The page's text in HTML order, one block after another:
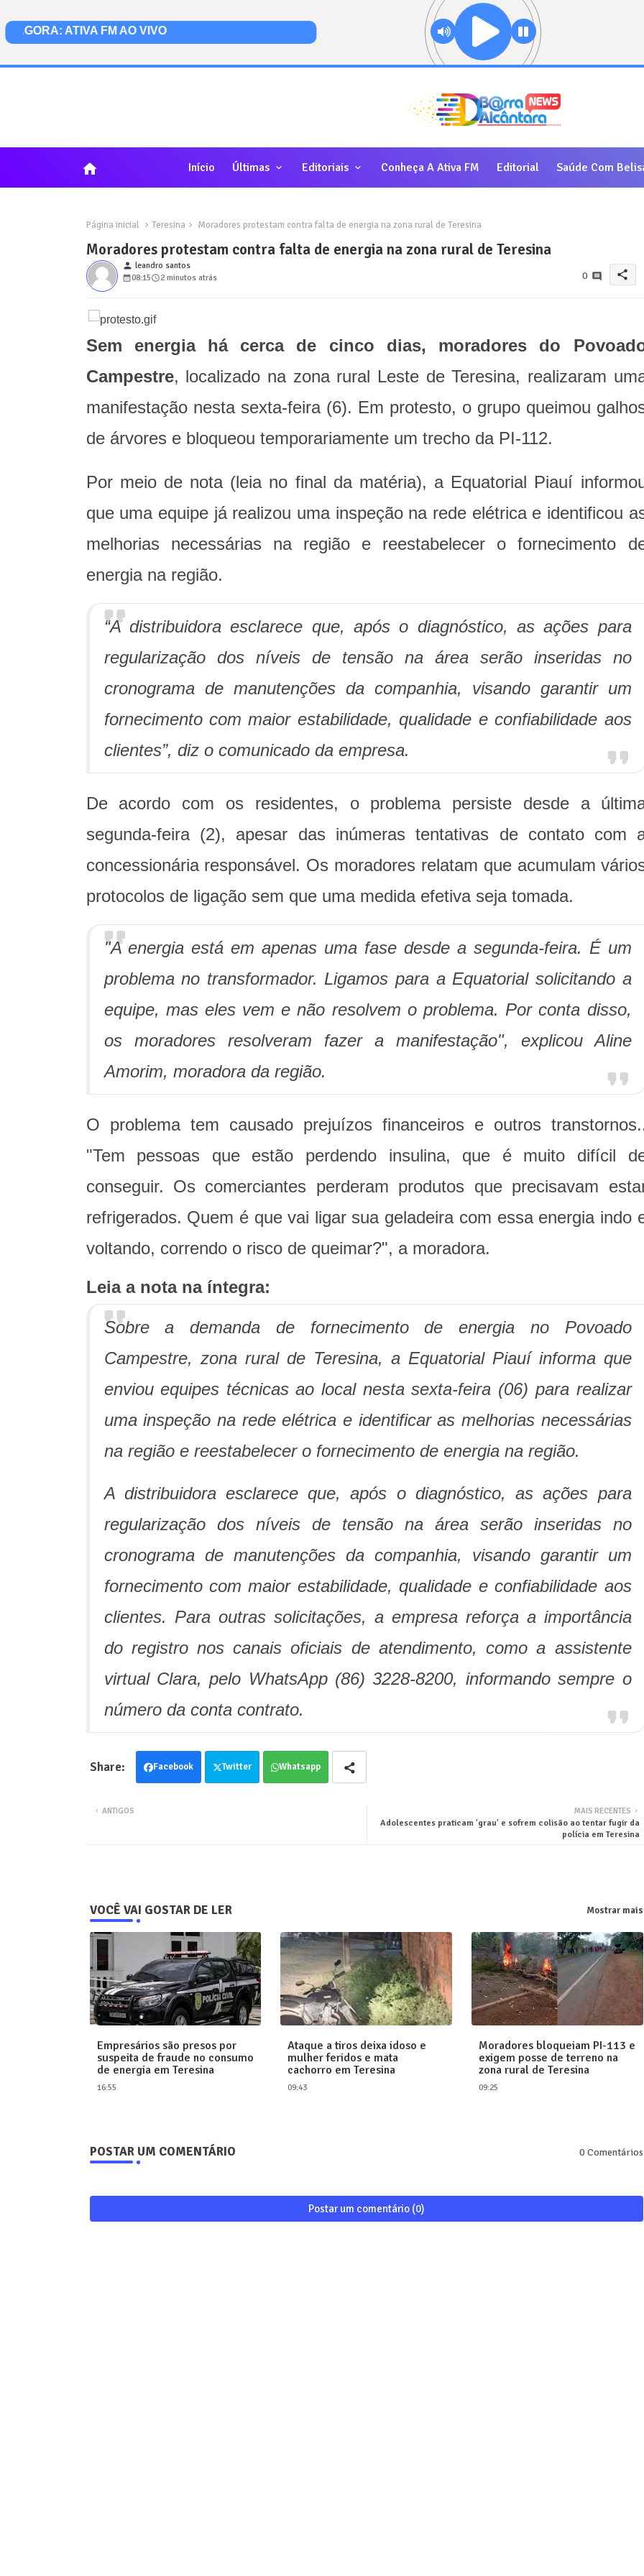
home Início Últimas Editoriais Conheça A Ativa FM Editorial Saúde Com
Página inicial Teresina Moradores protestam contra falta de energia na zona rural de Teresina
Moradores protestam contra falta de energia na zona rural de Teresina
person leandro santos
08:15
2 minutos atrás 0 share
Sem energia há cerca de cinco dias, moradores do
Campestre, localizado na zona rural Leste de Teresina, realizaram
manifestação nesta sexta-feira (6). Em protesto, o grupo queimou
de árvores e bloqueou temporariamente um trecho da PI-112.
Por meio de nota (leia no final da matéria), a Equatorial Piauí
que uma equipe já realizou uma inspeção na rede elétrica e identificou
melhorias necessárias na região e reestabelecer o fornecimento
energia na região.
“A distribuidora esclarece que, após o diagnóstico, as ações para
regularização dos níveis de tensão na área serão inseridas no
cronograma de manutenções da companhia, visando garantir um
fornecimento com maior estabilidade, qualidade e confiabilidade aos
clientes”, diz o comunicado da empresa.
De acordo com os residentes, o problema persiste desde a
segunda-feira (2), apesar das inúmeras tentativas de contato com
concessionária responsável. Os moradores relatam que acumulam
protocolos de ligação sem que uma medida efetiva seja tomada.
"A energia está em apenas uma fase desde a segunda-feira. É um
problema no transformador. Ligamos para a Equatorial solicitando a
equipe, mas eles vem e não resolvem o problema. Por conta disso,
os moradores resolveram fazer a manifestação", explicou Aline
Amorim, moradora da região.
O problema tem causado prejuízos financeiros e outros
"Tem pessoas que estão perdendo insulina, que é muito difícil
conseguir. Os comerciantes perderam produtos que precisavam
refrigerados. Quem é que vai ligar sua geladeira com essa energia indo
voltando, correndo o risco de queimar?", a moradora.
Leia a nota na íntegra:
Sobre a demanda de fornecimento de energia no Povoado
Campestre, zona rural de Teresina, a Equatorial Piauí informa que
enviou equipes técnicas ao local nesta sexta-feira (06) para realizar
uma inspeção na rede elétrica e identificar as melhorias necessárias
na região e reestabelecer o fornecimento de energia na região.
A distribuidora esclarece que, após o diagnóstico, as ações para
regularização dos níveis de tensão na área serão inseridas no
cronograma de manutenções da companhia, visando garantir um
fornecimento com maior estabilidade, qualidade e confiabilidade aos
clientes. Para outras solicitações, a empresa reforça a importância
do registro nos canais oficiais de atendimento, como a assistente
virtual Clara, pelo WhatsApp (86) 3228-8200, informando sempre o
número da conta contrato.
Facebook Twitter Whatsapp
MAIS RECENTES
Adolescentes praticam 'grau' e sofrem colisão ao tentar fugir da
polícia em Teresina
ANTIGOS
VOCÊ VAI GOSTAR DE LER Mostrar mais
Empresários são presos por
suspeita de fraude no consumo
de energia em Teresina
16:55
Ataque a tiros deixa idoso e
mulher feridos e mata
cachorro em Teresina
09:43
Moradores bloqueiam PI-113 e
exigem posse de terreno na
zona rural de Teresina
09:25
POSTAR UM COMENTÁRIO 0 Comentários
Postar um comentário (0)